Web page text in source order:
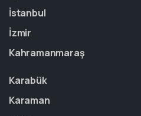
İstanbul
İzmir
Kahramanmaraş
Karabük
Karaman